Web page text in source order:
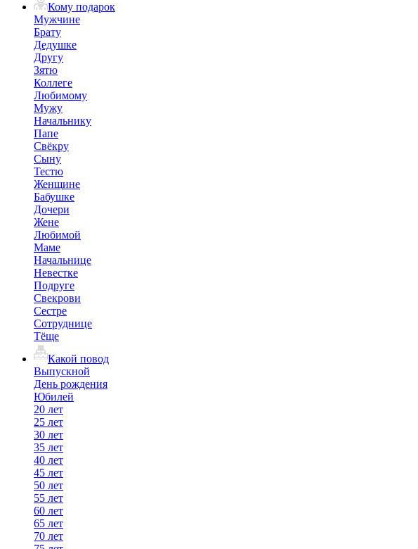
Кому подарок
Мужчине
Брату
Дедушке
Другу
Зятю
Коллеге
Любимому
Мужу
Начальнику
Папе
Свёкру
Сыну
Тестю
Женщине
Бабушке
Дочери
Жене
Любимой
Маме
Начальнице
Невестке
Подруге
Свекрови
Сестре
Сотруднице
Тёще
Какой повод
Выпускной
День рождения
Юбилей
20 лет
25 лет
30 лет
35 лет
40 лет
45 лет
50 лет
55 лет
60 лет
65 лет
70 лет